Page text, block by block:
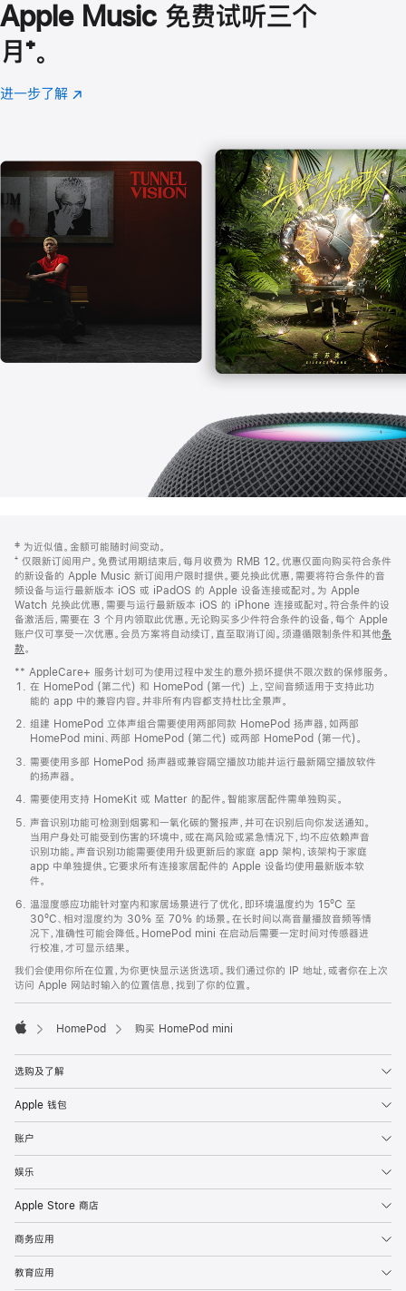
Apple Music 免费试听三个
月 脚
注
⁺。
进一步了解 Apple
(在
口
中
打
开)
页
页
脚
注
‡ 为近似值。金额可能随时间变动。
⁺ 仅限新订阅用户。免费试用期结束后，每月收费为 RMB 12。优惠仅面向购买符合条件
的新设备的 Apple Music 新订阅用户限时提供。要兑换此优惠，需要将符合条件的音
频设备与运行最新版本 iOS 或 iPadOS 的 Apple 设备连接或配对。为 Apple
Watch 兑换此优惠，需要与运行最新版本 iOS 的 iPhone 连接或配对。符合条件的设
备激活后，需要在 3 个月内领取此优惠。无论购买多少件符合条件的设备，每个 Apple
账户仅可享受一次优惠。会员方案将自动续订，直至取消订阅。须遵循限制条件和其他条
款。
窗
口
中
打
开)
** AppleCare+ 服务计划可为使用过程中发生的意外损坏提供不限次数的保修服务。
在 HomePod (第二代) 和 HomePod (第一代) 上，空间音频适用于支持此功
能的 app 中的兼容内容。并非所有内容都支持杜比全景声。
组建 HomePod 立体声组合需要使用两部同款 HomePod 扬声器，如两部
HomePod mini、两部 HomePod (第二代) 或两部 HomePod (第一代)。
需要使用多部 HomePod 扬声器或兼容隔空播放功能并运行最新隔空播放软件
的扬声器。
需要使用支持 HomeKit 或 Matter 的配件。智能家居配件需单独购买。
声音识别功能可检测到烟雾和一氧化碳的警报声，并可在识别后向你发送通知。
当用户身处可能受到伤害的环境中，或在高风险或紧急情况下，均不应依赖声音
识别功能。声音识别功能需要使用升级更新后的家庭 app 架构，该架构于家庭
app 中单独提供。它要求所有连接家居配件的 Apple 设备均使用最新版本软
件。
温湿度感应功能针对室内和家居场景进行了优化，即环境温度约为 15ºC 至
30ºC、相对湿度约为 30% 至 70% 的场景。在长时间以高音量播放音频等情
况下，准确性可能会降低。HomePod mini 在启动后需要一定时间对传感器进
行校准，才可显示结果。
我们会使用你所在位置，为你更快显示送货选项。我们通过你的 IP 地址，或者你在上次
访问 Apple 网站时输入的位置信息，找到了你的位置。
HomePod 购买 HomePod mini
选购及了解
Apple 钱包
账户
娱乐
Apple Store 商店
商务应用
教育应用